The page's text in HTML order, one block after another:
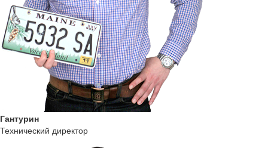
Гантурин
Технический директор